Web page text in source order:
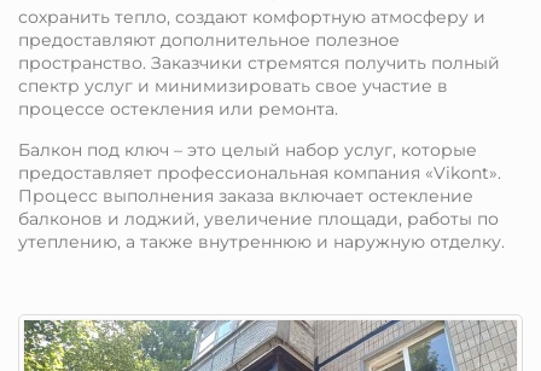
сохранить тепло, создают комфортную атмосферу и
предоставляют дополнительное полезное
пространство. Заказчики стремятся получить полный
спектр услуг и минимизировать свое участие в
процессе остекления или ремонта.
Балкон под ключ – это целый набор услуг, которые
предоставляет профессиональная компания «Vikont».
Процесс выполнения заказа включает остекление
балконов и лоджий, увеличение площади, работы по
утеплению, а также внутреннюю и наружную отделку.